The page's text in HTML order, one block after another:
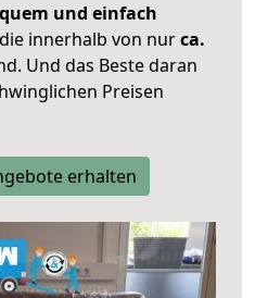
und einfach
innerhalb von nurca.
Und das Beste daran
Preisen
erhalten